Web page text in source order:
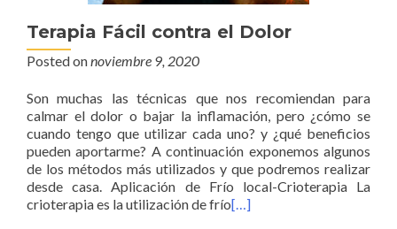
Terapia Fácil contra el Dolor
Posted onnoviembre 9, 2020
Son muchas las técnicas que nos recomiendan para
calmar el dolor o bajar la inflamación, pero ¿cómo se
cuando tengo que utilizar cada uno? y ¿qué beneficios
pueden aportarme? A continuación exponemos algunos
de los métodos más utilizados y que podremos realizar
desde casa. Aplicación de Frío local-Crioterapia La
crioterapia es la utilización de frío[…]